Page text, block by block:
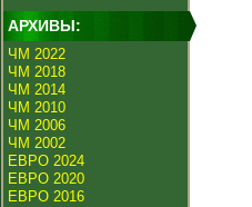
АРХИВЫ:
ЧМ 2022
ЧМ 2018
ЧМ 2014
ЧМ 2010
ЧМ 2006
ЧМ 2002
ЕВРО 2024
ЕВРО 2020
ЕВРО 2016